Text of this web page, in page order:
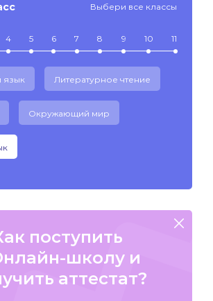
Выбери все классы
4 5 6 7 8 9 10 11
язык Литературное чтение
Окружающий мир
поступить
школу и
аттестат?